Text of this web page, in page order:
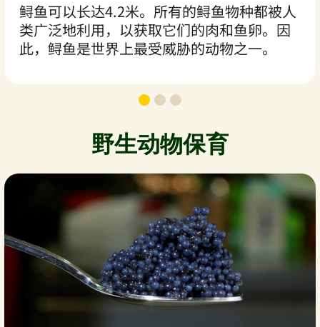
鲟鱼可以长达4.2米。所有的鲟鱼物种都被人
类广泛地利用，以获取它们的肉和鱼卵。因
此，鲟鱼是世界上最受威胁的动物之一。
野生动物保育